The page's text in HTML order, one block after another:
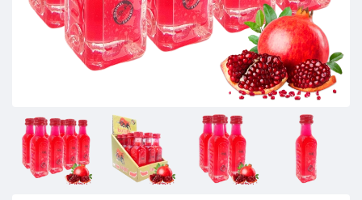
in 24 Stunden 7 Personen haben gekauft!